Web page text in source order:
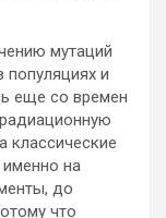
мутаций
популяциях и
еще со времен
классические
на
до
что